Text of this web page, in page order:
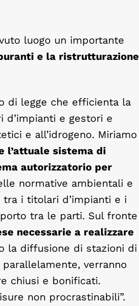
luogo un importante
e la ristrutturazione
di legge che efficienta la
e gestori e
e all’idrogeno. Miriamo
l’attuale sistema di
autorizzatorio per
normative ambientali e
i titolari d’impianti e i
tra le parti. Sul fronte
necessarie a realizzare
la diffusione di stazioni di
verranno
chiusi e bonificati.
non procrastinabili”.